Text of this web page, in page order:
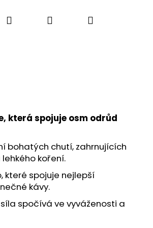
ZRNKAVA
Hledat PřihlášeníNákupní
která spojuje osm odrůd
bohatých chutí, zahrnujících
koření.
které spojuje nejlepší
kávy.
spočívá ve vyváženosti a